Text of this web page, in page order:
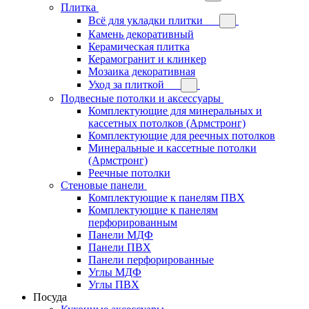
Плитка
Всё для укладки плитки
Камень декоративный
Керамическая плитка
Керамогранит и клинкер
Мозаика декоративная
Уход за плиткой
Подвесные потолки и аксессуары
Комплектующие для минеральных и
кассетных потолков (Армстронг)
Комплектующие для реечных потолков
Минеральные и кассетные потолки
(Армстронг)
Реечные потолки
Стеновые панели
Комплектующие к панелям ПВХ
Комплектующие к панелям
перфорированным
Панели МДФ
Панели ПВХ
Панели перфорированные
Углы МДФ
Углы ПВХ
Посуда